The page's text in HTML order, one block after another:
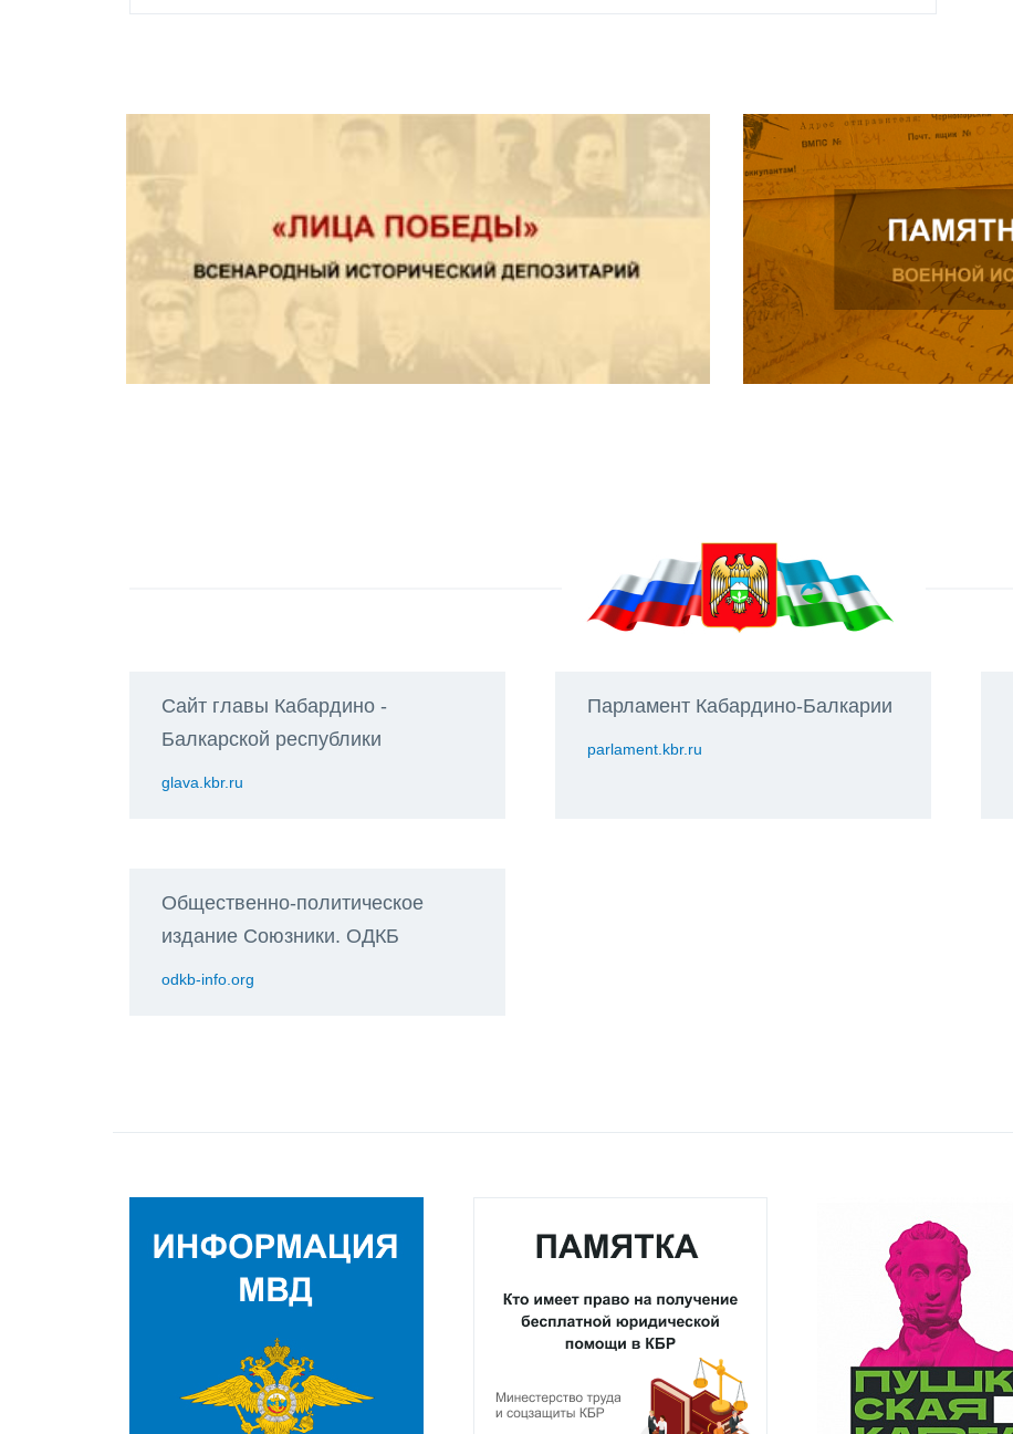
Сайт главы Кабардино -
Балкарской республики
glava.kbr.ru
Парламент Кабардино-Балкарии
parlament.kbr.ru
Общественно-политическое
издание Союзники. ОДКБ
odkb-info.org